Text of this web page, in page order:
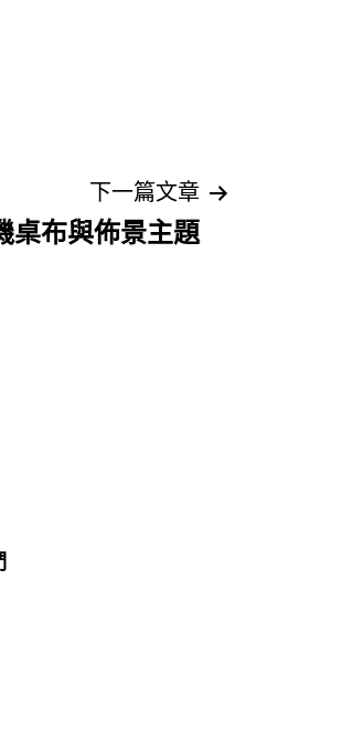
下一篇文章
桌布與佈景主題